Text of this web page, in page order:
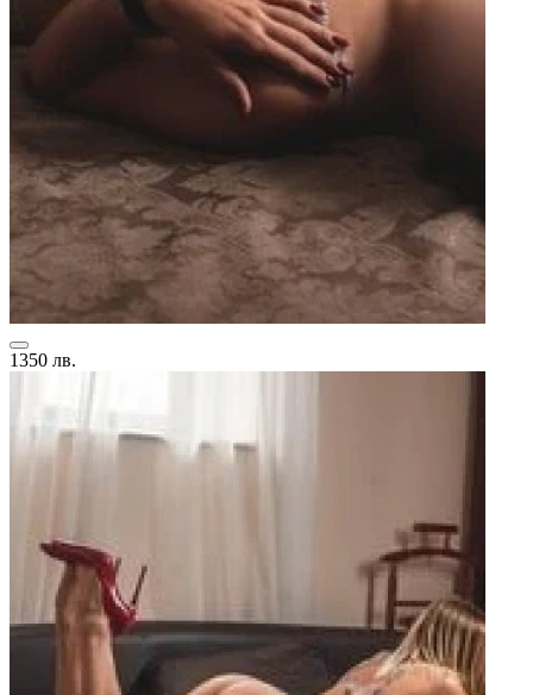
1350 лв.